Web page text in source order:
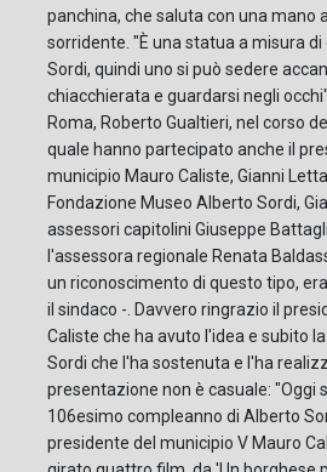
panchina, che saluta con una mano
sorridente. "È una statua a misura
Sordi, quindi uno si può sedere
chiacchierata e guardarsi negli
Roma, Roberto Gualtieri, nel corso
quale hanno partecipato anche il
municipio Mauro Caliste, Gianni
Fondazione Museo Alberto Sordi,
assessori capitolini Giuseppe
l'assessora regionale Renata
un riconoscimento di questo tipo,
il sindaco -. Davvero ringrazio il
Caliste che ha avuto l'idea e subito
Sordi che l'ha sostenuta e l'ha
presentazione non è casuale: "Oggi
106esimo compleanno di Alberto
presidente del municipio V Mauro